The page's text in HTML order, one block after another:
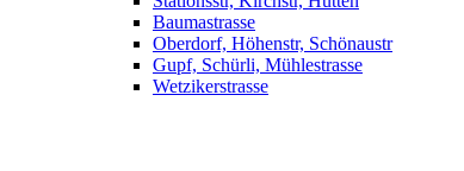
Baumastrasse
Oberdorf, Höhenstr, Schönaustr
Gupf, Schürli, Mühlestrasse
Wetzikerstrasse